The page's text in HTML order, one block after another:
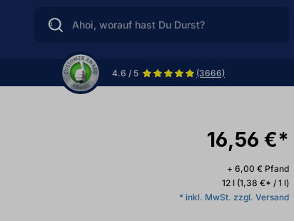
4.6 / 5 (3666)
16,56 €*
+ 6,00 € Pfand
12 l (1,38 €* / 1 l)
* inkl. MwSt. zzgl. Versand